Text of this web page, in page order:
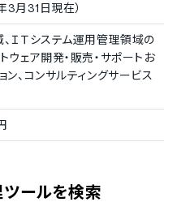
月31日現在）
ＩＴシステム運用管理領域の
ウェア開発・販売・サポートお
ン、コンサルティングサービス
ールを検索